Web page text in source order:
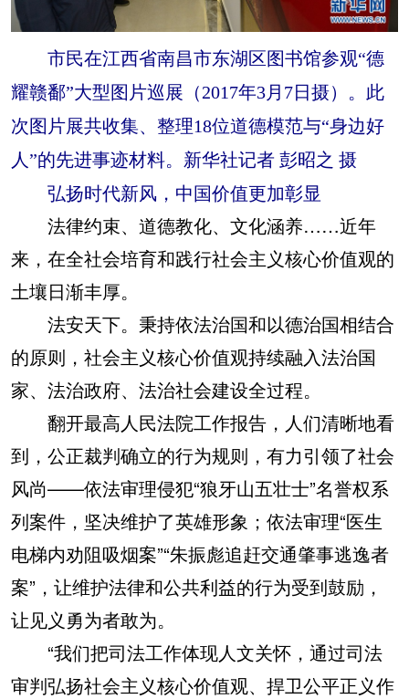
市民在江西省南昌市东湖区图书馆参观“德
耀赣鄱”大型图片巡展（2017年3月7日摄）。此
次图片展共收集、整理18位道德模范与“身边好
人”的先进事迹材料。新华社记者 彭昭之 摄
弘扬时代新风，中国价值更加彰显
法律约束、道德教化、文化涵养……近年
来，在全社会培育和践行社会主义核心价值观的
土壤日渐丰厚。
法安天下。秉持依法治国和以德治国相结合
的原则，社会主义核心价值观持续融入法治国
家、法治政府、法治社会建设全过程。
翻开最高人民法院工作报告，人们清晰地看
到，公正裁判确立的行为规则，有力引领了社会
风尚——依法审理侵犯“狼牙山五壮士”名誉权系
列案件，坚决维护了英雄形象；依法审理“医生
电梯内劝阻吸烟案”“朱振彪追赶交通肇事逃逸者
案”，让维护法律和公共利益的行为受到鼓励，
让见义勇为者敢为。
“我们把司法工作体现人文关怀，通过司法
审判弘扬社会主义核心价值观、捍卫公平正义作